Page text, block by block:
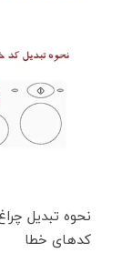
نحوه تبدیل
کدهای خطا